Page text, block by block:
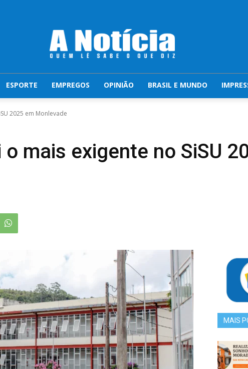
ESPORTE EMPREGOS OPINIÃO BRASIL E MUNDO
2025 em Monlevade
mais exigente no SiSU
MAIS